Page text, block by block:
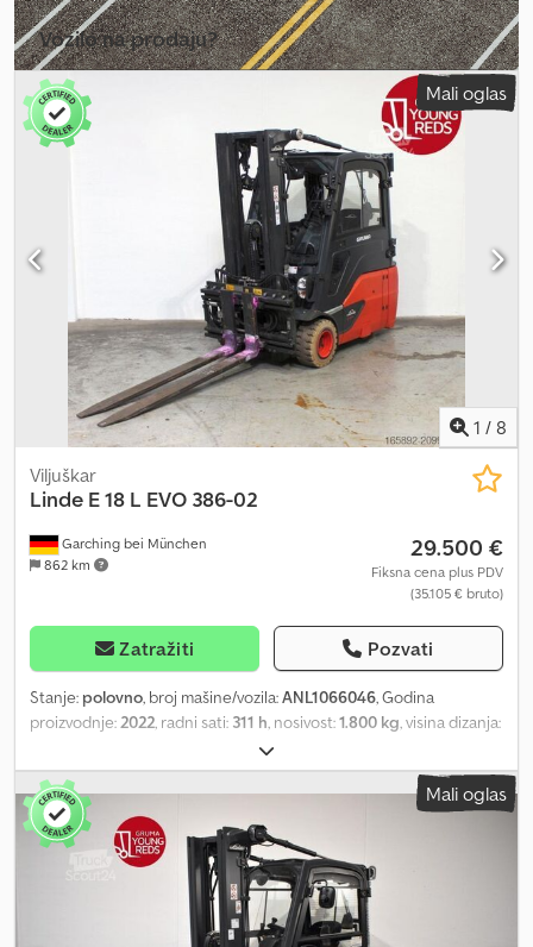
Vozilo na prodaju?
Mali oglas
1 / 8
Garching bei München
862 km
Viljuškar
Linde E 18 L EVO 386-02
29.500 €
Fiksna cena plus PDV
(35.105 € bruto)
Zatražiti Pozvati
Stanje: polovno, broj mašine/vozila:ANL1066046, Godina
proizvodnje:2022, radni sati: 311 h, nosivost:1.800 kg, visina dizanja:
1.520 mm
mm, tip jarma:triplex, kapacitet baterije:720 Ah, napon baterije:
48 V, širina nosivog rama viljuškara:980 mm, dužina viljuške:1.200
mm, dimenzija prednje gume: 200/50-10
140/55-9
, prazna masa vozila:3.616 kg, ukupna visina:
ukupna dužina:2.067 mm, ukupna širina:1.172 mm
, - Aquamatic na bateriji - Vozilni priključak
MRC 160A - Hidraulično izvlačenje baterije - Pretvarač napona -
Mali oglas